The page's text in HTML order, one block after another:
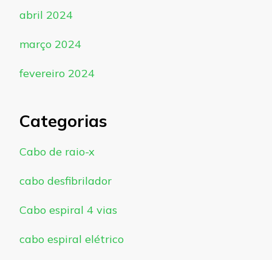
abril 2024
março 2024
fevereiro 2024
Categorias
Cabo de raio-x
cabo desfibrilador
Cabo espiral 4 vias
cabo espiral elétrico